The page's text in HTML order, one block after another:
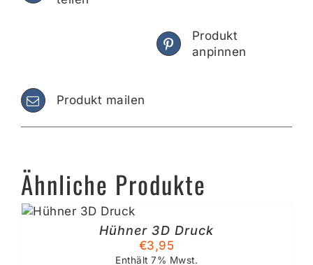
Produkt
anpinnen
Produkt mailen
Ähnliche Produkte
Hühner 3D Druck
€3,95
Enthält 7% Mwst.